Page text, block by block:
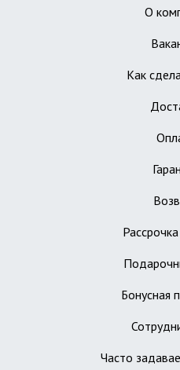
О
Как
Бонусная
Часто